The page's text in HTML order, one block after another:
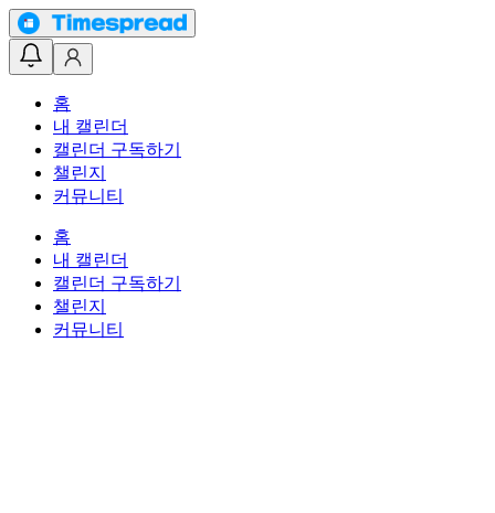
홈
내 캘린더
캘린더 구독하기
챌린지
커뮤니티
홈
내 캘린더
캘린더 구독하기
챌린지
커뮤니티